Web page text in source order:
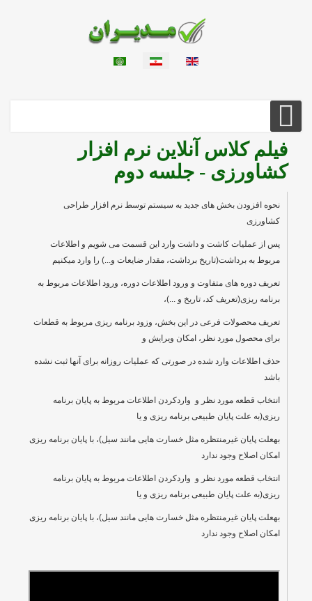
فیلم کلاس آنلاین نرم افزار
کشاورزی - جلسه دوم
نحوه افزودن بخش های جدید به سیستم توسط نرم افزار طراحی
کشاورزی
پس از عملیات کاشت و داشت وارد این قسمت می شویم و اطلاعات
مربوط به برداشت(تاریخ برداشت، مقدار ضایعات و...) را وارد میکنیم
تعریف دوره های متفاوت و ورود اطلاعات دوره، ورود اطلاعات مربوط به
برنامه ریزی(تعریف کد، تاریخ و ...)،
تعریف محصولات فرعی در این بخش، وزود برنامه ریزی مربوط به قطعات
برای محصول مورد نظر، امکان ویرایش و
حذف اطلاعات وارد شده در صورتی که عملیات روزانه برای آنها ثبت نشده
باشد
انتخاب قطعه مورد نظر و واردکردن اطلاعات مربوط به پایان برنامه
ریزی(به علت پایان طبیعی برنامه ریزی و یا
بهعلت پایان غیرمنتظره مثل خسارت هایی مانند سیل)، با پایان برنامه ریزی
امکان اصلاح وجود ندارد
انتخاب قطعه مورد نظر و واردکردن اطلاعات مربوط به پایان برنامه
ریزی(به علت پایان طبیعی برنامه ریزی و یا
بهعلت پایان غیرمنتظره مثل خسارت هایی مانند سیل)، با پایان برنامه ریزی
امکان اصلاح وجود ندارد